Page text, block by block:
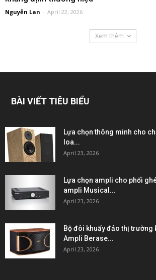
Nguyễn Lan - April 22, 2026
Xem thêm
BÀI VIẾT TIÊU BIỂU
Lựa chọn thông minh cho
loa...
April 23, 2026
Lựa chọn ampli cho phối
ampli Musical...
April 23, 2026
Bộ đôi khuấy đảo thị trường
Ampli Berase...
April 23, 2026